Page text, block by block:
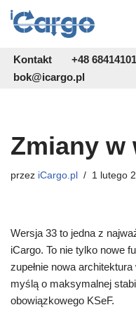
do
treści
Kontakt
+48
bok@icargo.pl
Zmiany w
przez iCargo.pl 1 lutego
Wersja 33 to jedna z
iCargo. To nie tylko nowe
zupełnie nowa
myślą o maksymalnej
obowiązkowego KSeF.